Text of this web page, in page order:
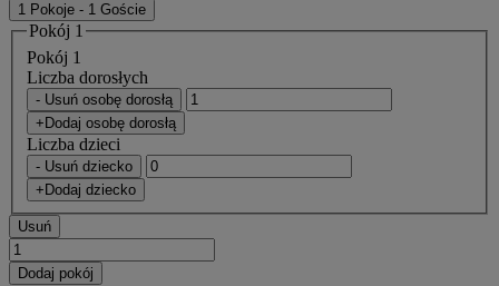
1 Pokoje - 1 Goście
Pokój 1
Pokój 1
Liczba dorosłych
- Usuń osobę dorosłą
+Dodaj osobę dorosłą
Liczba dzieci
- Usuń dziecko
+Dodaj dziecko
Usuń
Dodaj pokój